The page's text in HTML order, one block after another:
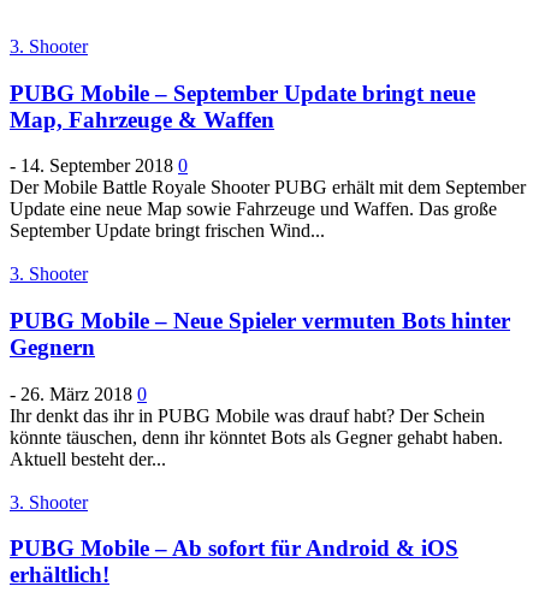
3. Shooter
PUBG Mobile – September Update bringt neue
Map, Fahrzeuge & Waffen
- 14. September 2018 0
Der Mobile Battle Royale Shooter PUBG erhält mit dem September
Update eine neue Map sowie Fahrzeuge und Waffen. Das große
September Update bringt frischen Wind...
3. Shooter
PUBG Mobile – Neue Spieler vermuten Bots hinter
Gegnern
- 26. März 2018 0
Ihr denkt das ihr in PUBG Mobile was drauf habt? Der Schein
könnte täuschen, denn ihr könntet Bots als Gegner gehabt haben.
Aktuell besteht der...
3. Shooter
PUBG Mobile – Ab sofort für Android & iOS
erhältlich!